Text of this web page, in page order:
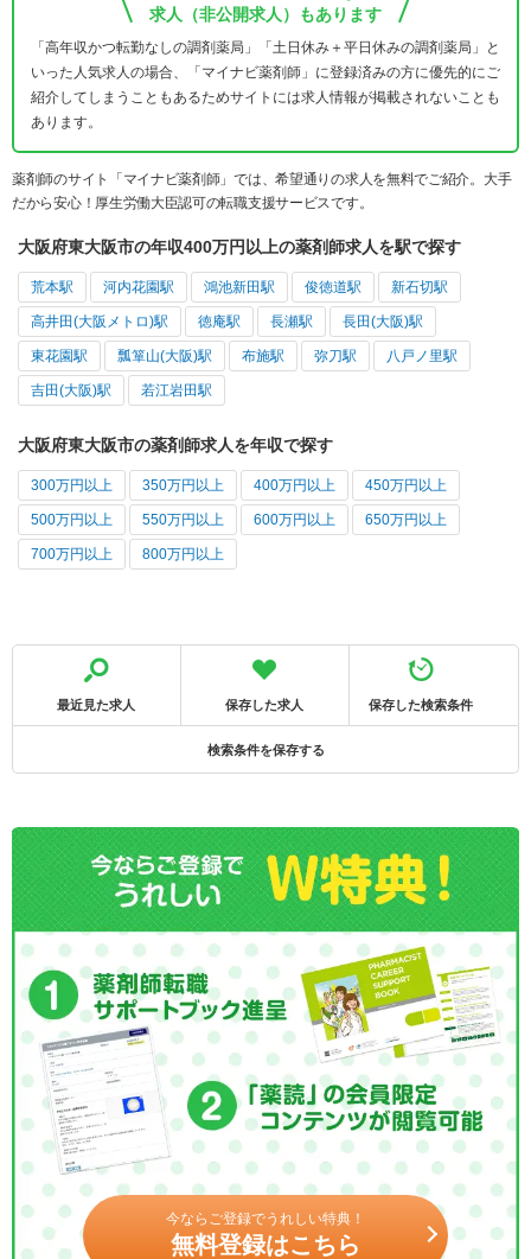
求人（非公開求人）もあります
「高年収かつ転勤なしの調剤薬局」「土日休み＋平日休みの調剤薬局」と
いった人気求人の場合、「マイナビ薬剤師」に登録済みの方に優先的にご
紹介してしまうこともあるためサイトには求人情報が掲載されないことも
あります。
薬剤師のサイト「マイナビ薬剤師」では、希望通りの求人を無料でご紹介。大手
だから安心！厚生労働大臣認可の転職支援サービスです。
大阪府東大阪市の年収400万円以上の薬剤師求人を駅で探す
荒本駅 河内花園駅 鴻池新田駅 俊徳道駅 新石切駅
高井田(大阪メトロ)駅 徳庵駅 長瀬駅 長田(大阪)駅
東花園駅 瓢箪山(大阪)駅 布施駅 弥刀駅 八戸ノ里駅
吉田(大阪)駅 若江岩田駅
大阪府東大阪市の薬剤師求人を年収で探す
300万円以上 350万円以上 400万円以上 450万円以上
500万円以上 550万円以上 600万円以上 650万円以上
700万円以上 800万円以上
最近見た求人 保存した求人 保存した検索条件
検索条件を保存する
今ならご登録でうれしい特典！
無料登録はこちら